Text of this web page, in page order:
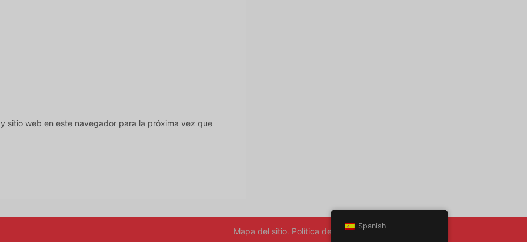
sitio web en este navegador para la próxima vez que
Mapa del sitio. Política de privacidad.Volver arriba ↑
Spanish